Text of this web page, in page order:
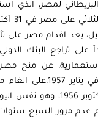
البريطاني لمصر، الذي
بعد اقدام مصر على
1956- رداً على تراجع البنك
عن منح مصر
العالي- أقدمت مصر في يناير
رجعي اعتباراً من 31 أكتوبر
عدم مرور السبع سنوات